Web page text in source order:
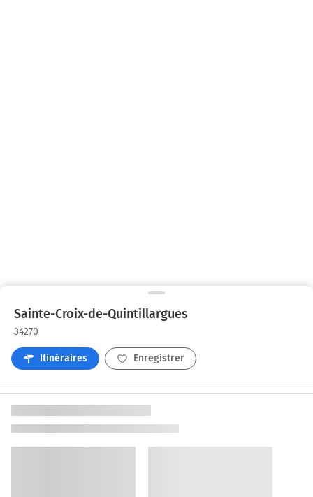
Sainte-Croix-de-Quintillargues
34270
Itinéraires Enregistrer